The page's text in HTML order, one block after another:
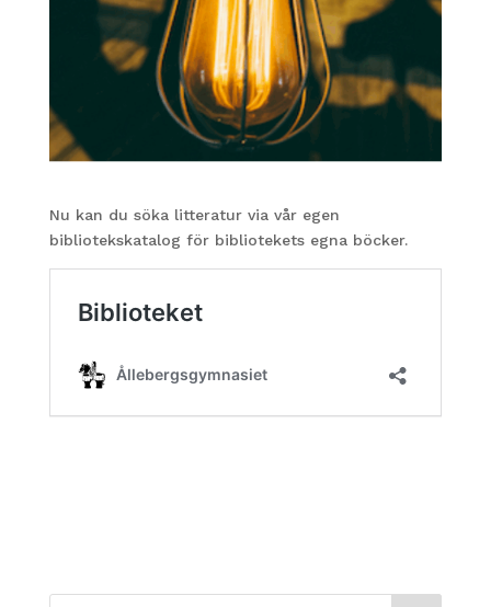
Nu kan du söka litteratur via vår egen
bibliotekskatalog för bibliotekets egna böcker.